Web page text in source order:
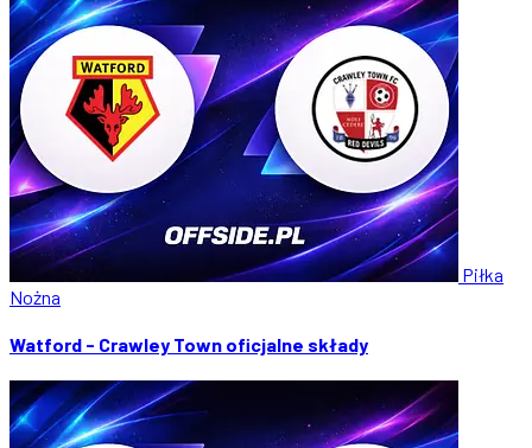
Piłka
Nożna
Watford - Crawley Town oficjalne składy